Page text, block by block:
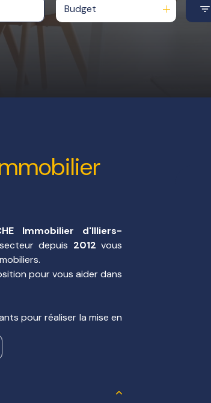
Budget
Immobilier d'Illiers-
depuis 2012 vous
pour vous aider dans
pour réaliser la mise en
pour la rénovation
présence en vitrine dans